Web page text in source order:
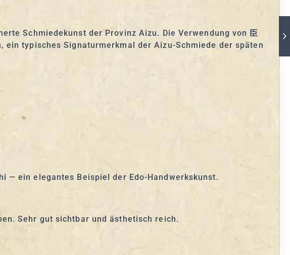
Schmiedekunst der Provinz Aizu. Die Verwendung von 臣
typisches Signaturmerkmal der Aizu-Schmiede der späten
— ein elegantes Beispiel der Edo-Handwerkskunst.
Sehr gut sichtbar und ästhetisch reich.